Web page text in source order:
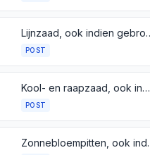
Lijnzaad,
POST
Kool- en raapzaad, ook indien gebroken
POST